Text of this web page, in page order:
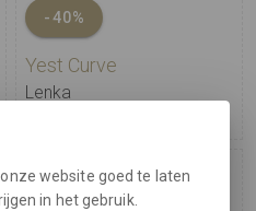
-40%
Yest Curve
Lenka
website goed te laten
in het gebruik.